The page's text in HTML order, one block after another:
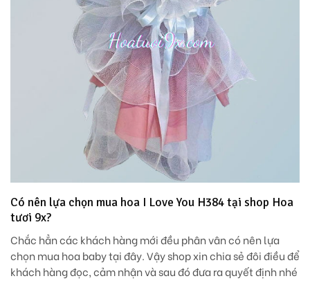
Có nên lựa chọn mua hoa I Love You H384 tại shop Hoa
tươi 9x?
Chắc hẳn các khách hàng mới đều phân vân có nên lựa
chọn mua hoa baby tại đây. Vậy shop xin chia sẻ đôi điều để
khách hàng đọc, cảm nhận và sau đó đưa ra quyết định nhé